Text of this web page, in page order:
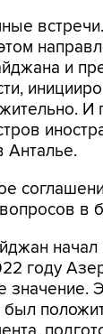
и
Анталье.
в
году